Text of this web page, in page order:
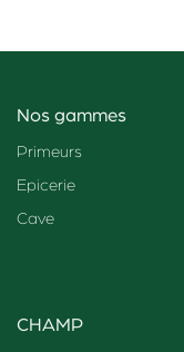
Nos gammes
Primeurs
Epicerie
Cave
CHAMP